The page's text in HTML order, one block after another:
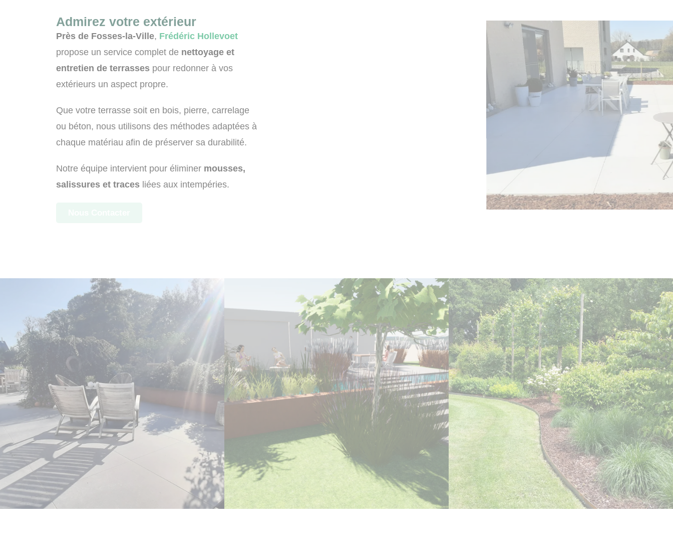
Admirez votre extérieur
Près de Fosses-la-Ville, Frédéric Hollevoet
propose un service complet de nettoyage et
entretien de terrasses pour redonner à vos
extérieurs un aspect propre.
Que votre terrasse soit en bois, pierre, carrelage
ou béton, nous utilisons des méthodes adaptées à
chaque matériau afin de préserver sa durabilité.
Notre équipe intervient pour éliminer mousses,
salissures et traces liées aux intempéries.